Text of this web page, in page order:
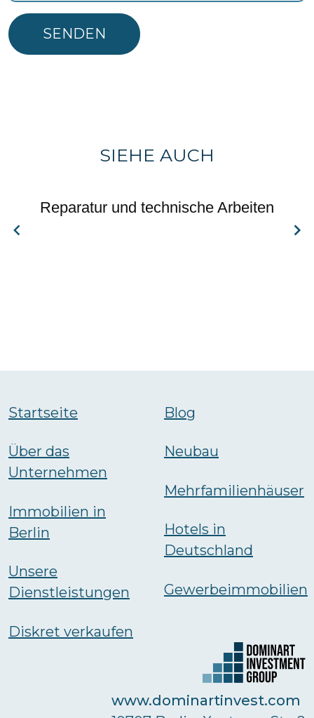
SENDEN
SIEHE AUCH
Reparatur und technische Arbeiten
Startseite
Über das
Unternehmen
Immobilien in
Berlin
Unsere
Dienstleistungen
Diskret verkaufen
Blog
Neubau
Mehrfamilienhäuser
Hotels in
Deutschland
Gewerbeimmobilien
www.dominartinvest.com